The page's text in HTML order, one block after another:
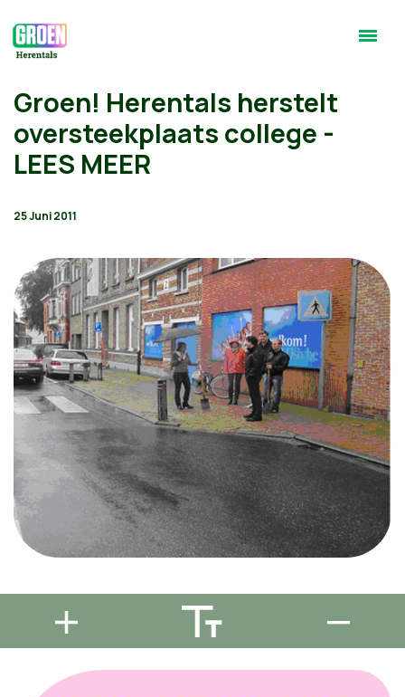
Groen! Herentals herstelt
oversteekplaats college -
LEES MEER
25 Juni 2011